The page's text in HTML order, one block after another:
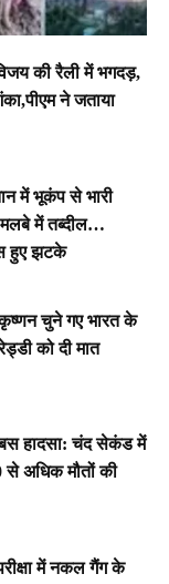
की रैली में भगदड़,
ने जताया
में भूकंप से भारी
मलबे में तब्दील…
हुए झटके
चुने गए भारत के
को दी मात
हादसा: चंद सेकंड में
अधिक मौतों की
में नकल गैंग के